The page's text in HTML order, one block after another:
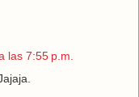
las 7:55 p.m.